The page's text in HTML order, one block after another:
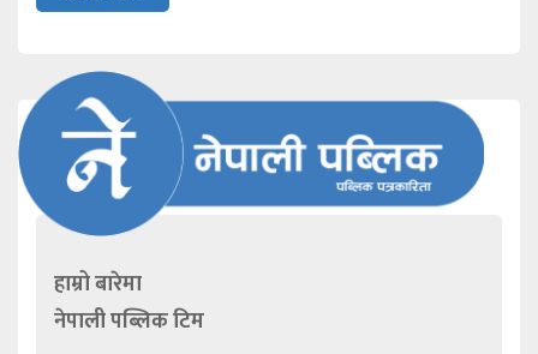
हाम्रो बारेमा
नेपाली पब्लिक टिम